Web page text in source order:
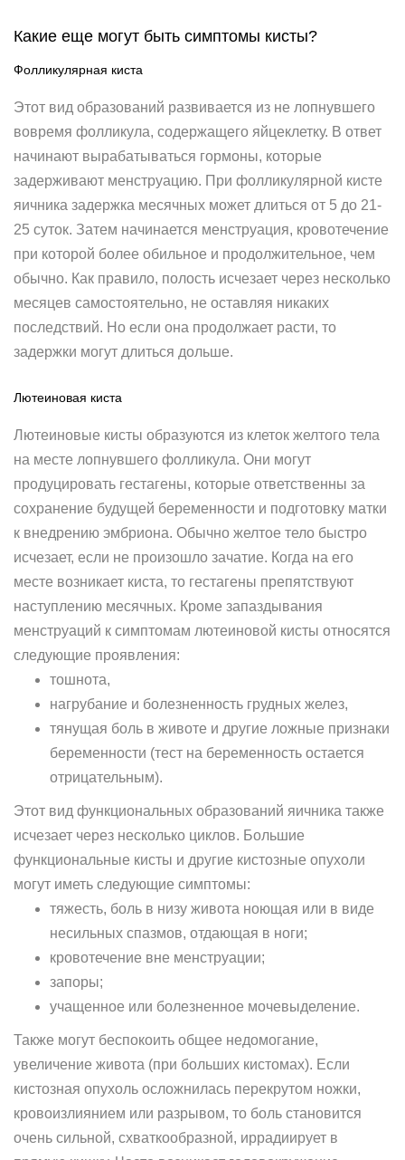
Какие еще могут быть симптомы кисты?
Фолликулярная киста
Этот вид образований развивается из не лопнувшего
вовремя фолликула, содержащего яйцеклетку. В ответ
начинают вырабатываться гормоны, которые
задерживают менструацию. При фолликулярной кисте
яичника задержка месячных может длиться от 5 до 21-
25 суток. Затем начинается менструация, кровотечение
при которой более обильное и продолжительное, чем
обычно. Как правило, полость исчезает через несколько
месяцев самостоятельно, не оставляя никаких
последствий. Но если она продолжает расти, то
задержки могут длиться дольше.
Лютеиновая киста
Лютеиновые кисты образуются из клеток желтого тела
на месте лопнувшего фолликула. Они могут
продуцировать гестагены, которые ответственны за
сохранение будущей беременности и подготовку матки
к внедрению эмбриона. Обычно желтое тело быстро
исчезает, если не произошло зачатие. Когда на его
месте возникает киста, то гестагены препятствуют
наступлению месячных. Кроме запаздывания
менструаций к симптомам лютеиновой кисты относятся
следующие проявления:
тошнота,
нагрубание и болезненность грудных желез,
тянущая боль в животе и другие ложные признаки
беременности (тест на беременность остается
отрицательным).
Этот вид функциональных образований яичника также
исчезает через несколько циклов. Большие
функциональные кисты и другие кистозные опухоли
могут иметь следующие симптомы:
тяжесть, боль в низу живота ноющая или в виде
несильных спазмов, отдающая в ноги;
кровотечение вне менструации;
запоры;
учащенное или болезненное мочевыделение.
Также могут беспокоить общее недомогание,
увеличение живота (при больших кистомах). Если
кистозная опухоль осложнилась перекрутом ножки,
кровоизлиянием или разрывом, то боль становится
очень сильной, схваткообразной, иррадиирует в